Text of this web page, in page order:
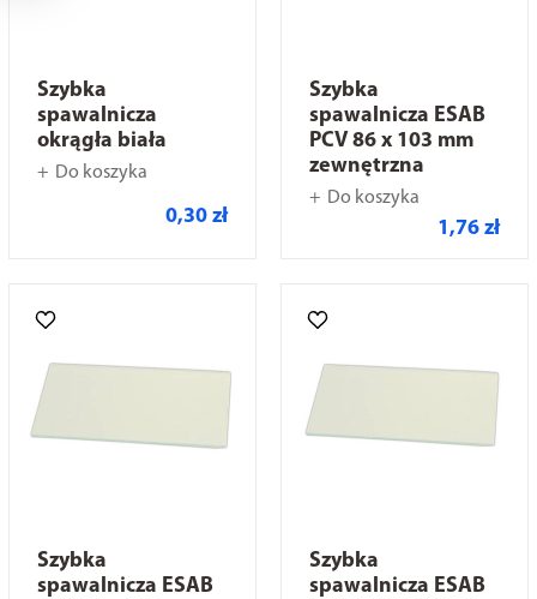
Szybka
spawalnicza
okrągła biała
Do koszyka
0,30 zł
Szybka
spawalnicza ESAB
PCV 86 x 103 mm
zewnętrzna
Do koszyka
1,76 zł
Szybka
spawalnicza ESAB
Szybka
spawalnicza ESAB